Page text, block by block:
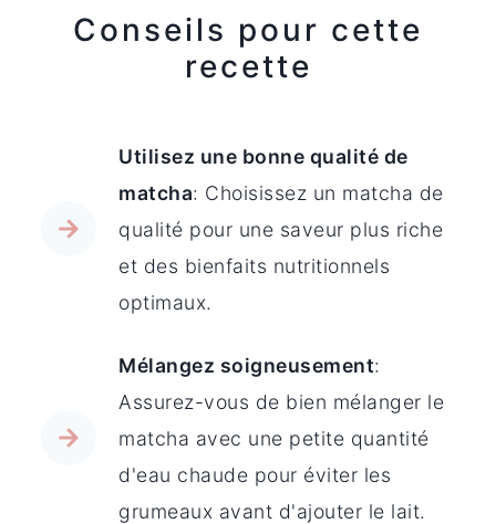
Conseils pour cette
recette
Utilisez une bonne qualité de
matcha: Choisissez un matcha de
qualité pour une saveur plus riche
et des bienfaits nutritionnels
optimaux.
Mélangez soigneusement:
Assurez-vous de bien mélanger le
matcha avec une petite quantité
d'eau chaude pour éviter les
grumeaux avant d'ajouter le lait.